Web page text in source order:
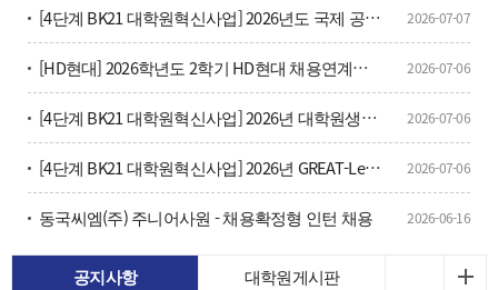
[4단계 BK21 대학원혁신사업] 2026년도 국제 공동연구 지원사업 신청 안내 2026-07-07
[HD현대] 2026학년도 2학기 HD현대 채용연계형 현장실습학기제 모집 2026-07-06
[4단계 BK21 대학원혁신사업] 2026년 대학원생 융합연구 프로그램 신청안내(기간연장) 2026-07-06
[4단계 BK21 대학원혁신사업] 2026년 GREAT-Leap 프로젝트 신청안내 2026-07-06
동국씨엠(주) 주니어사원 - 채용확정형 인턴 채용 2026-06-16
공지사항
대학원게시판